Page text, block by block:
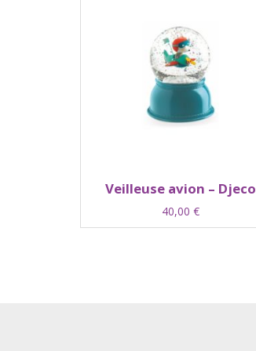
Veilleuse avion – Djeco
40,00 €